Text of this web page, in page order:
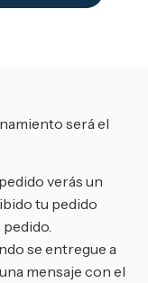
será el
verás un
tu pedido
se entregue a
mensaje con el